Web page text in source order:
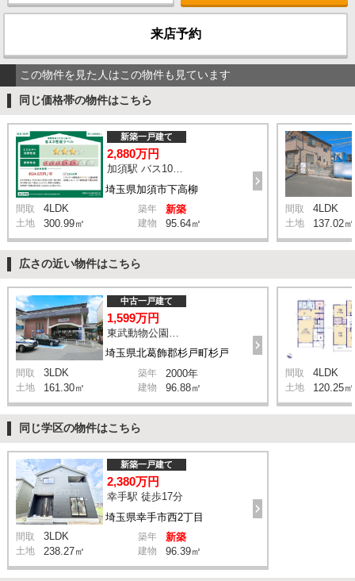
来店予約
この物件を見た人はこの物件も見ています
同じ価格帯の物件はこちら
埼玉県加須市下高柳
新築一戸建て
2,880万円
加須駅 バス10分 停歩6分
間取 4LDK 築年 新築
土地 300.99㎡ 建物 95.64㎡
間取 4LDK
土地 137.02㎡
広さの近い物件はこちら
埼玉県北葛飾郡杉戸町杉戸
中古一戸建て
1,599万円
間取 3LDK 築年 2000年
土地 161.30㎡ 建物 96.88㎡
間取 4LDK
土地 120.25㎡
同じ学区の物件はこちら
埼玉県幸手市西2丁目
新築一戸建て
2,380万円
幸手駅 徒歩17分
間取 3LDK 築年 新築
土地 238.27㎡ 建物 96.39㎡